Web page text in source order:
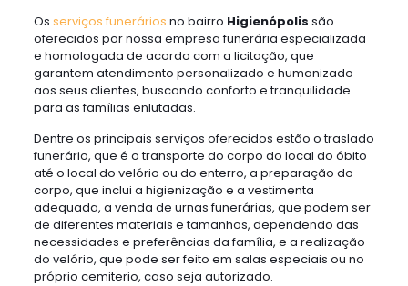
Os serviços funerários no bairro Higienópolis são
oferecidos por nossa empresa funerária especializada
e homologada de acordo com a licitação, que
garantem atendimento personalizado e humanizado
aos seus clientes, buscando conforto e tranquilidade
para as famílias enlutadas.
Dentre os principais serviços oferecidos estão o traslado
funerário, que é o transporte do corpo do local do óbito
até o local do velório ou do enterro, a preparação do
corpo, que inclui a higienização e a vestimenta
adequada, a venda de urnas funerárias, que podem ser
de diferentes materiais e tamanhos, dependendo das
necessidades e preferências da família, e a realização
do velório, que pode ser feito em salas especiais ou no
próprio cemiterio, caso seja autorizado.